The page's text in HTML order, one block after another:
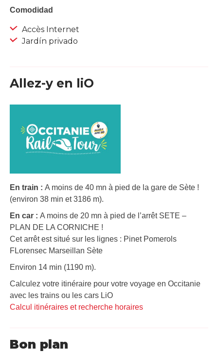
Comodidad
Accès Internet
Jardín privado
Allez-y en liO
En train : A moins de 40 mn à pied de la gare de Sète !
(environ 38 min et 3186 m).
En car : A moins de 20 mn à pied de l’arrêt SETE –
PLAN DE LA CORNICHE !
Cet arrêt est situé sur les lignes : Pinet Pomerols
FLorensec Marseillan Sète
Environ 14 min (1190 m).
Calculez votre itinéraire pour votre voyage en Occitanie
avec les trains ou les cars LiO
Calcul itinéraires et recherche horaires
Bon plan